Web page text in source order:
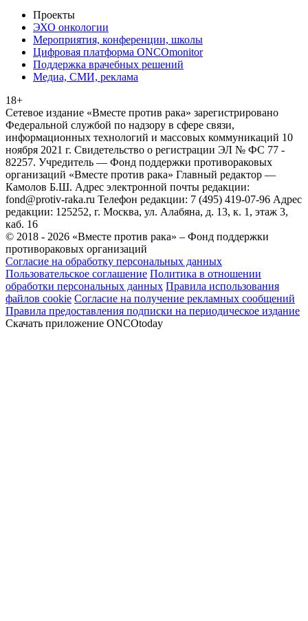
Проекты
ЭХО онкологии
Мероприятия, конференции, школы
Цифровая платформа ONCOmonitor
Поддержка врачебных решений
Медиа, СМИ, реклама
18+
Сетевое издание «Вместе против рака» зарегистрировано
Федеральной службой по надзору в сфере связи,
информационных технологий и массовых коммуникаций 10
ноября 2021 г. Свидетельство о регистрации ЭЛ № ФС 77 -
82257. Учредитель — Фонд поддержки противораковых
организаций «Вместе против рака» Главный редактор —
Камолов Б.Ш. Адрес электронной почты редакции:
fond@protiv-raka.ru Телефон редакции: 7 (495) 419-07-96 Адрес
редакции: 125252, г. Москва, ул. Алабяна, д. 13, к. 1, этаж 3,
каб. 16
© 2018 - 2026 «Вместе против рака» – Фонд поддержки
противораковых организаций
Согласие на обработку персональных данных
Пользовательское соглашение Политика в отношении
обработки персональных данных Правила использования
файлов cookie Согласие на получение рекламных сообщений
Правила предоставления подписки на периодическое издание
Скачать приложение ONCOtoday